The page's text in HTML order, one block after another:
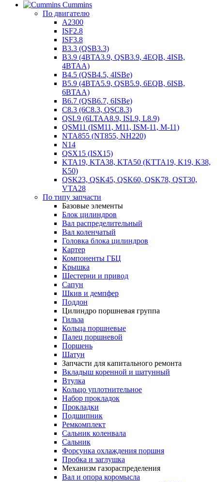
Cummins
По двигателю
A2300
ISF2.8
ISF3.8
B3.3 (QSB3.3)
B3.9 (4BTA3.9, QSB3.9, 4EQB, 4ISB,
4BTAA)
B4.5 (QSB4.5, 4ISBe)
B5.9 (4BTA5.9, QSB5.9, 6EQB, 6ISB,
6BTAA)
B6.7 (QSB6.7, 6ISBe)
C8.3 (6C8.3, QSC8.3)
QSL9 (6LTAA8.9, ISL9, L8.9)
QSM11 (ISM11, M11, ISM-11, M-11)
NTA855 (NT855, NH220)
N14
QSX15 (ISX15)
KTA19, KTA38, KTA50 (KTTA19, K19, K38,
K50)
QSK23, QSK45, QSK60, QSK78, QST30,
VTA28
По типу запчасти
Базовые элементы
Блок цилиндров
Вал распределительный
Вал коленчатый
Головка блока цилиндров
Картер
Компоненты ГБЦ
Крышка
Шестерни и привод
Сапун
Шкив и демпфер
Поддон
Цилиндро поршневая группа
Гильза
Кольца поршневые
Палец поршневой
Поршень
Шатун
Запчасти для капитального ремонта
Вкладыш коренной и шатунный
Втулка
Кольцо уплотнительное
Набор прокладок
Прокладки
Подшипник
Ремкомплект
Сальник коленвала
Сальник
Форсунка охлаждения поршня
Пробка и заглушка
Механизм газораспределения
Вал и опора коромысла